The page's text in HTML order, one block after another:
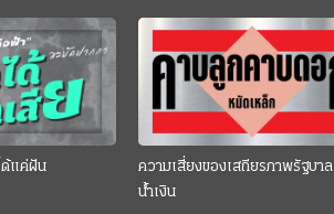
ด้แค่ฝัน
ความเสี่ยงของเสถียรภาพรัฐบาล
น้ำเงิน